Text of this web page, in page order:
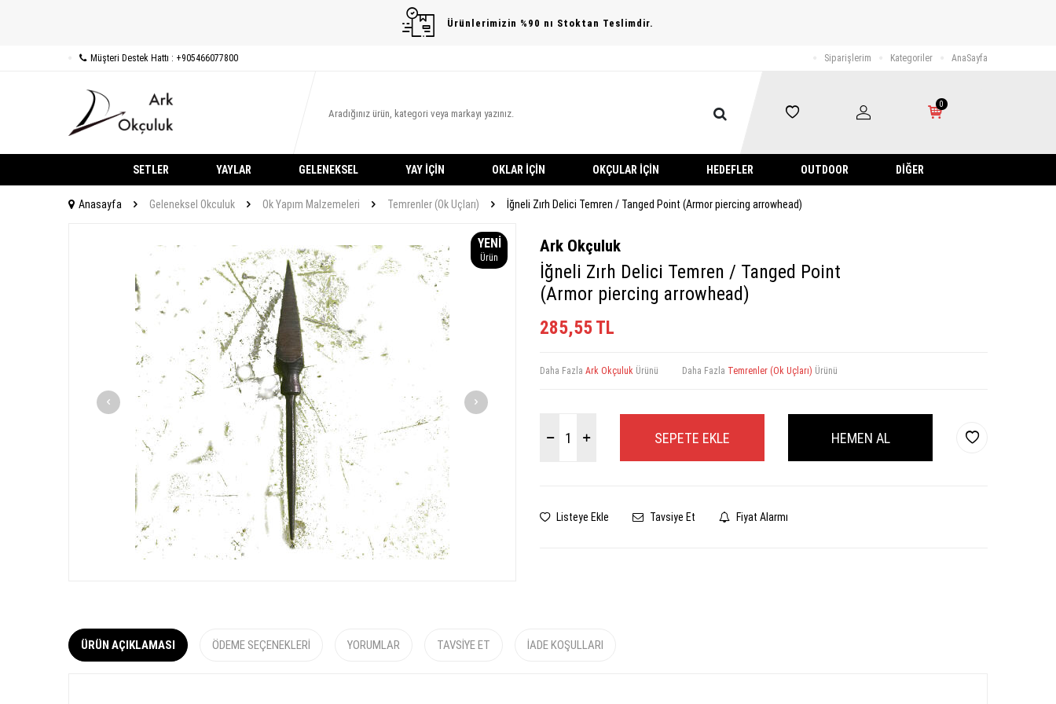
Ürünlerimizin %90 nı Stoktan Teslimdir.
Müşteri Destek Hattı : +905466077800 Siparişlerim Kategoriler AnaSayfa
0
SETLER YAYLAR GELENEKSEL YAY İÇIN OKLAR İÇIN OKÇULAR İÇIN HEDEFLER OUTDOOR DIĞER
Anasayfa Geleneksel Okculuk Ok Yapım Malzemeleri Temrenler (Ok Uçları) İğneli Zırh Delici Temren / Tanged Point (Armor piercing arrowhead)
YENI
Ürün
Ark Okçuluk
İğneli Zırh Delici Temren / Tanged Point
(Armor piercing arrowhead)
285,55TL
Daha Fazla Ark Okçuluk Ürünü Daha Fazla Temrenler (Ok Uçları) Ürünü
SEPETE EKLE HEMEN AL
Listeye Ekle Tavsiye Et Fiyat Alarmı
ÜRÜN AÇIKLAMASI ÖDEME SEÇENEKLERI YORUMLAR TAVSIYE ET İADE KOŞULLARI